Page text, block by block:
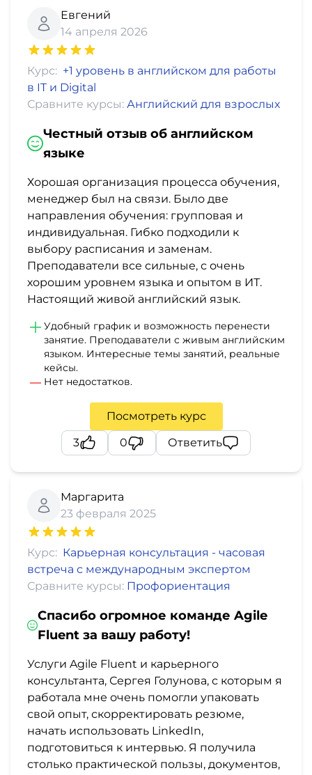
Евгений
14 апреля 2026
Курс: +1 уровень в английском для работы
в IT и Digital
Сравните курсы: Английский для взрослых
Честный отзыв об английском
языке
Хорошая организация процесса обучения,
менеджер был на связи. Было две
направления обучения: групповая и
индивидуальная. Гибко подходили к
выбору расписания и заменам.
Преподаватели все сильные, с очень
хорошим уровнем языка и опытом в ИТ.
Настоящий живой английский язык.
Удобный график и возможность перенести
занятие. Преподаватели с живым английским
языком. Интересные темы занятий, реальные
кейсы.
Нет недостатков.
Посмотреть курс
3
0 Ответить
Маргарита
23 февраля 2025
Курс: Карьерная консультация - часовая
встреча с международным экспертом
Сравните курсы: Профориентация
Спасибо огромное команде Agile
Fluent за вашу работу!
Услуги Agile Fluent и карьерного
консультанта, Сергея Голунова, с которым я
работала мне очень помогли упаковать
свой опыт, скорректировать резюме,
начать использовать LinkedIn,
подготовиться к интервью. Я получила
столько практической пользы, документов,